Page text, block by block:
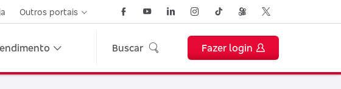
Outros portais
Buscar Fazer login